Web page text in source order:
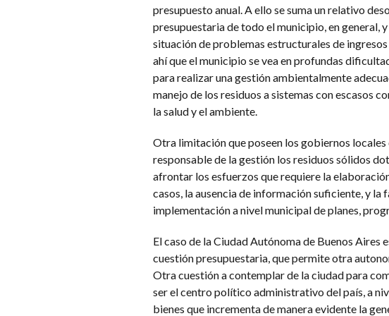
presupuesto anual. A ello se suma un relativo
presupuestaria de todo el municipio, en general,
situación de problemas estructurales de
ahí que el municipio se vea en profundas
para realizar una gestión ambientalmente
manejo de los residuos a sistemas con escasos
la salud y el ambiente.
Otra limitación que poseen los gobiernos
responsable de la gestión los residuos sólidos
afrontar los esfuerzos que requiere la
casos, la ausencia de información suficiente, y
implementación a nivel municipal de planes,
El caso de la Ciudad Autónoma de Buenos
cuestión presupuestaria, que permite otra
Otra cuestión a contemplar de la ciudad para
ser el centro político administrativo del país, a
bienes que incrementa de manera evidente la